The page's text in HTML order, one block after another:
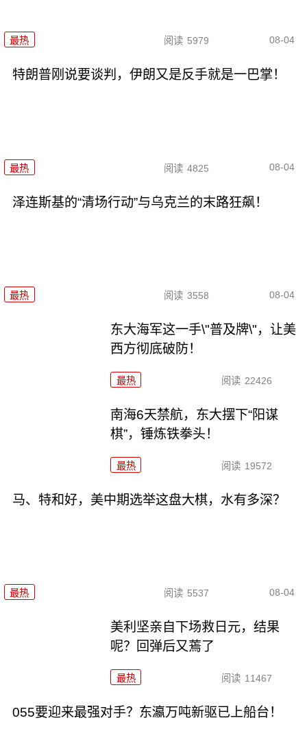
最热 阅读 5979 08-04
特朗普刚说要谈判，伊朗又是反手就是一巴掌！
最热 阅读 4825 08-04
泽连斯基的“清场行动”与乌克兰的末路狂飙！
最热 阅读 3558 08-04
东大海军这一手\"普及牌\"，让美
西方彻底破防！
最热 阅读 22426
南海6天禁航，东大摆下“阳谋
棋”，锤炼铁拳头！
最热 阅读 19572
马、特和好，美中期选举这盘大棋，水有多深？
最热 阅读 5537 08-04
美利坚亲自下场救日元，结果
呢？回弹后又蔫了
最热 阅读 11467
055要迎来最强对手？东瀛万吨新驱已上船台！